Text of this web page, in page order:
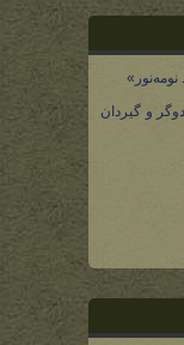
و گیردان